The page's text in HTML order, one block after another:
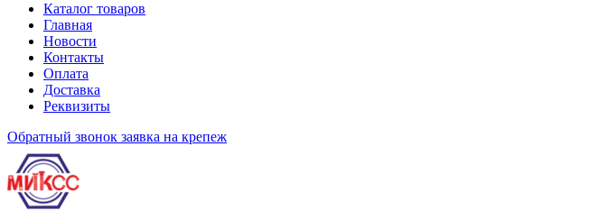
Каталог товаров
Главная
Новости
Контакты
Оплата
Доставка
Реквизиты
Обратный звонок заявка на крепеж